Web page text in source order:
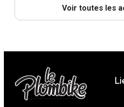
Voir toutes les